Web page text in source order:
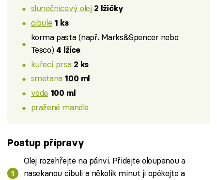
slunečnicový olej 2 lžičky
cibule 1 ks
korma pasta (např. Marks&Spencer nebo
Tesco) 4 lžíce
kuřecí prsa 2 ks
smetana 100 ml
voda 100 ml
pražené mandle
Postup přípravy
Olej rozehřejte na pánvi. Přidejte oloupanou a
nasekanou cibuli a několik minut ji opékejte a